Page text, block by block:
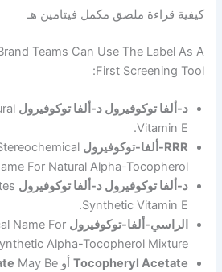
ملصق مكمل فيتامين هـ
And Brand Teams Can Use The
First
د-ألفا توكوفيرول Natural
Technical Stereochemical
Name For Natural Alpha-
د-ألفا توكوفيرول Indicates
Synthetic
ألفا-توكوفيرول The Technical Name For
Synthetic Alpha-Tocopherol
Tocopherylأو SuccinateMay Be